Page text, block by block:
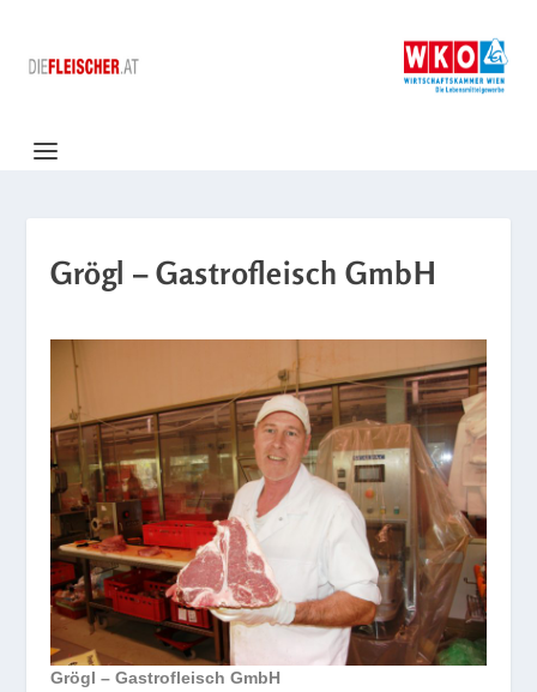
Grögl – Gastrofleisch GmbH
Grögl – Gastrofleisch GmbH